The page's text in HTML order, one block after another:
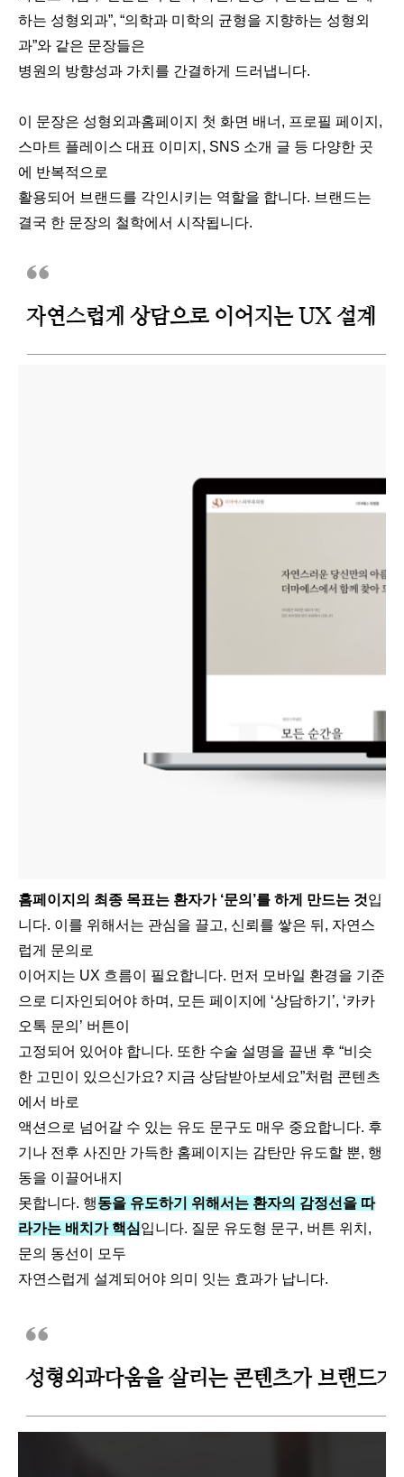
하는 성형외과”, “의학과 미학의 균형을 지향하는 성형외
과”와 같은 문장들은
병원의 방향성과 가치를 간결하게 드러냅니다.
이 문장은 성형외과홈페이지 첫 화면 배너, 프로필 페이지,
스마트 플레이스 대표 이미지, SNS 소개 글 등 다양한 곳
에 반복적으로
활용되어 브랜드를 각인시키는 역할을 합니다. 브랜드는
결국 한 문장의 철학에서 시작됩니다​.
홈페이지의 최종 목표는 환자가 ‘문의’를 하게 만드는 것입
니다. 이를 위해서는 관심을 끌고, 신뢰를 쌓은 뒤, 자연스
럽게 문의로
이어지는 UX 흐름이 필요합니다. 먼저 모바일 환경을 기준
으로 디자인되어야 하며, 모든 페이지에 ‘상담하기’, ‘카카
오톡 문의’ 버튼이
고정되어 있어야 합니다. 또한 수술 설명을 끝낸 후 “비슷
한 고민이 있으신가요? 지금 상담받아보세요”처럼 콘텐츠
에서 바로
액션으로 넘어갈 수 있는 유도 문구도 매우 중요합니다. 후
기나 전후 사진만 가득한 홈페이지는 감탄만 유도할 뿐, 행
동을 이끌어내지
못합니다. 행동을 유도하기 위해서는 환자의 감정선을 따
라가는 배치가 핵심입니다. 질문 유도형 문구, 버튼 위치,
문의 동선이 모두
자연스럽게 설계되어야 의미 잇는 효과가 납니다​.